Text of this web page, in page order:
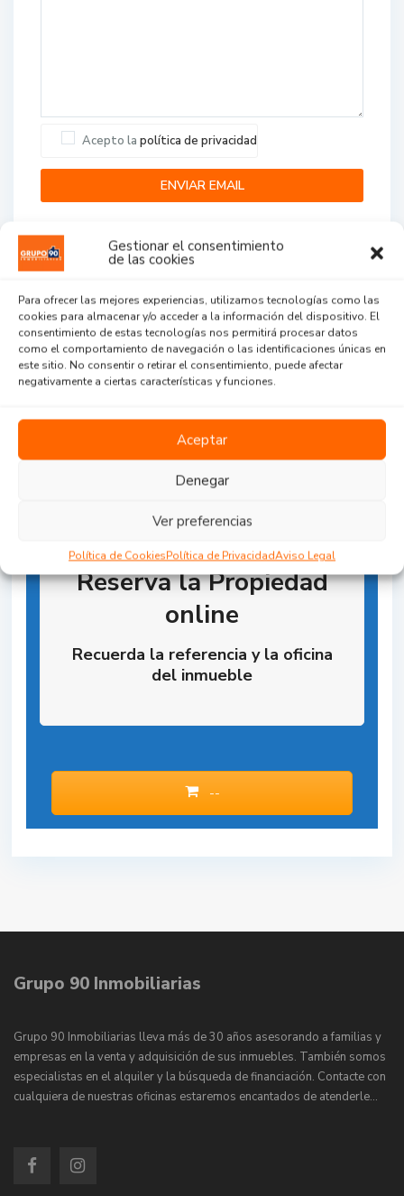
Gestionar el consentimiento
de las cookies
Para ofrecer las mejores experiencias, utilizamos tecnologías como las
cookies para almacenar y/o acceder a la información del dispositivo. El
consentimiento de estas tecnologías nos permitirá procesar datos
como el comportamiento de navegación o las identificaciones únicas en
este sitio. No consentir o retirar el consentimiento, puede afectar
negativamente a ciertas características y funciones.
Aceptar
Denegar
Ver preferencias
Política de CookiesPolítica de PrivacidadAviso Legal
Acepto la política de privacidad
Agent Reviews
...
Reserva la Propiedad
online
Recuerda la referencia y la oficina
del inmueble
--
Grupo 90 Inmobiliarias
Grupo 90 Inmobiliarias lleva más de 30 años asesorando a familias y
empresas en la venta y adquisición de sus inmuebles. También somos
especialistas en el alquiler y la búsqueda de financiación. Contacte con
cualquiera de nuestras oficinas estaremos encantados de atenderle…